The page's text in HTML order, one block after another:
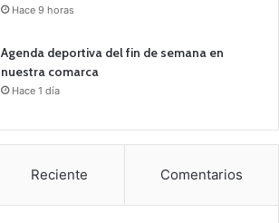
Hace 9 horas
Agenda deportiva del fin de semana en
nuestra comarca
Hace 1 día
Reciente Comentarios